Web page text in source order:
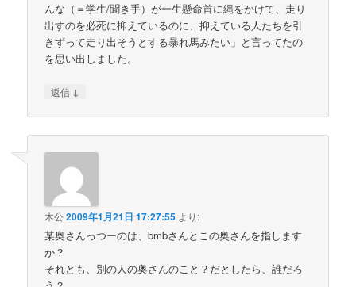
んな（＝学生/聞き手）が一生懸命首に縄をかけて、走り
出すのを必死に抑えているのに、抑えている人たちを引
きずって走り出そうとする暴れ馬みたい」と言ってたの
を思い出しました。
返信 ↓
木公2009年1月21日 17:27:55 より:
某奥さんっつーのは、bmbさんとこの奥さんを指します
か？
それとも、別の人の奥さんのこと？だとしたら、誰だろ